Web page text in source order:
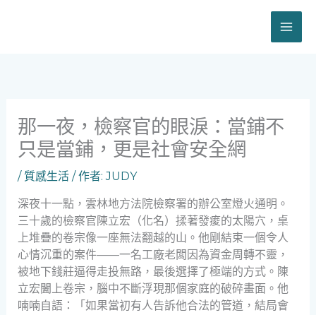
那一夜，檢察官的眼淚：當鋪不
只是當鋪，更是社會安全網
/ 質感生活/ 作者:JUDY
深夜十一點，雲林地方法院檢察署的辦公室燈火通明。
三十歲的檢察官陳立宏（化名）揉著發痠的太陽穴，桌
上堆疊的卷宗像一座無法翻越的山。他剛結束一個令人
心情沉重的案件——一名工廠老闆因為資金周轉不靈，
被地下錢莊逼得走投無路，最後選擇了極端的方式。陳
立宏闔上卷宗，腦中不斷浮現那個家庭的破碎畫面。他
喃喃自語：「如果當初有人告訴他合法的管道，結局會